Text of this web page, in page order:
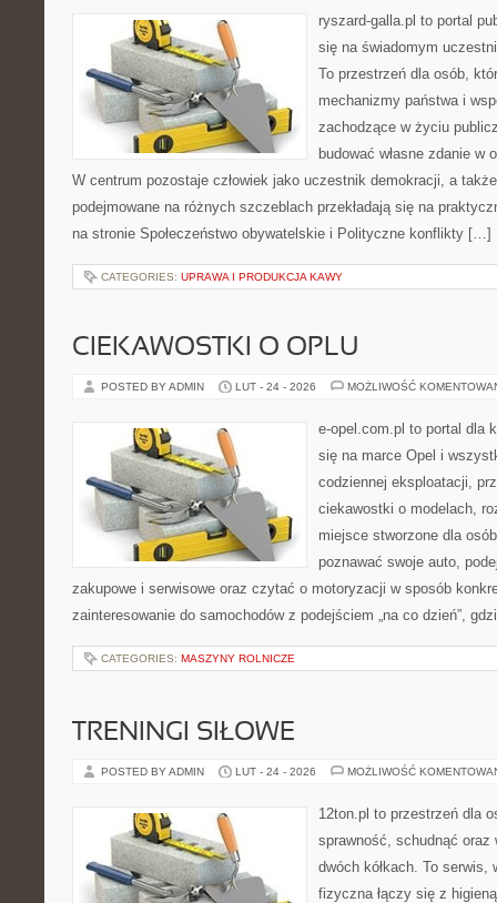
ryszard-galla.pl to portal
się na świadomym
To przestrzeń dla osób,
mechanizmy państwa i
zachodzące w życiu
budować własne zdanie w
W centrum pozostaje człowiek jako uczestnik demokracji, a
podejmowane na różnych szczeblach przekładają się na
na stronie Społeczeństwo obywatelskie i Polityczne konflikty […]
CATEGORIES: UPRAWA I PRODUKCJA KAWY
CIEKAWOSTKI O OPLU
POSTED BY ADMIN LUT - 24 - 2026 MOŻLIWOŚĆ
e-opel.com.pl to portal dla
się na marce Opel i
codziennej eksploatacji,
ciekawostki o modelach,
miejsce stworzone dla
poznawać swoje auto,
zakupowe i serwisowe oraz czytać o motoryzacji w sposób
zainteresowanie do samochodów z podejściem „na co dzień”,
CATEGORIES: MASZYNY ROLNICZE
TRENINGI SIŁOWE
POSTED BY ADMIN LUT - 24 - 2026 MOŻLIWOŚĆ
12ton.pl to przestrzeń dla
sprawność, schudnąć oraz
dwóch kółkach. To
fizyczna łączy się z